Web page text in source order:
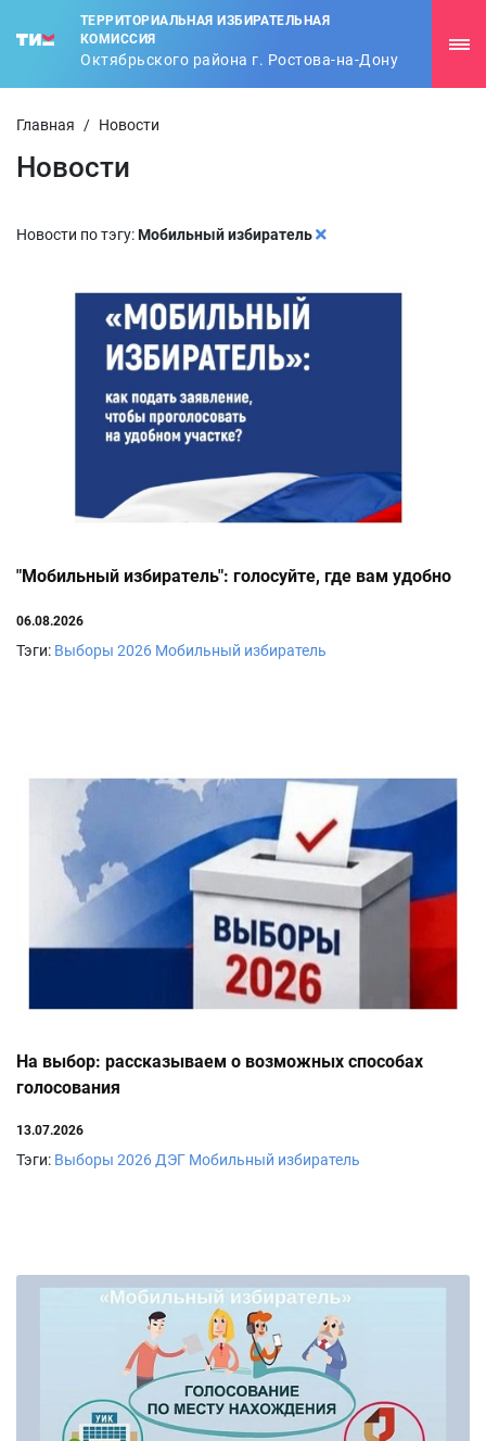
ТЕРРИТОРИАЛЬНАЯ ИЗБИРАТЕЛЬНАЯ
КОМИССИЯ
Октябрьского района г. Ростова-на-Дону
Главная / Новости
Новости
Новости по тэгу:Мобильный избиратель
"Мобильный избиратель": голосуйте, где вам удобно
06.08.2026
Тэги: Выборы 2026 Мобильный избиратель
На выбор: рассказываем о возможных способах
голосования
13.07.2026
Тэги: Выборы 2026ДЭГ Мобильный избиратель